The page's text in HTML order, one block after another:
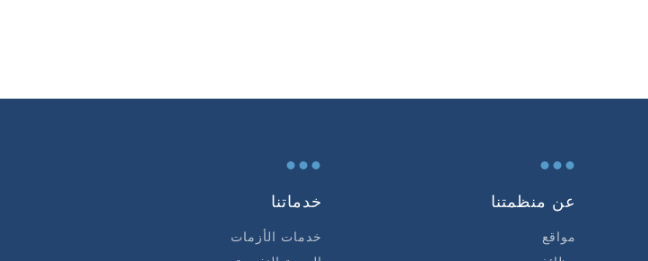
...
خدماتنا
خدمات الأزمات
...
عن منظمتنا
مواقع